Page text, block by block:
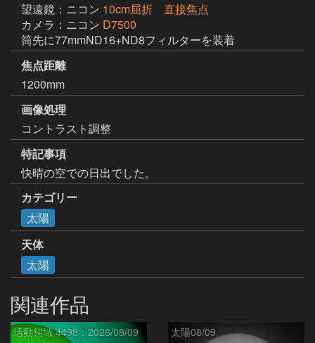
望遠鏡：ニコン 10cm屈折 直接焦点
カメラ：ニコン D7500
筒先に77mmND16+ND8フィルターを装着
焦点距離
1200mm
画像処理
コントラスト調整
特記事項
快晴の空での日出でした。
カテゴリー
太陽
天体
太陽
関連作品
活動領域 4498：2026/08/09 太陽08/09